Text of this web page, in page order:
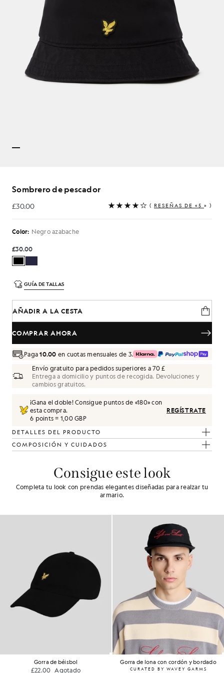
Sombrero de pescador
£30.00
£30.00 ( RESEÑAS DE «5 » )
Color: Negro azabache
£30.00
GUÍA DE TALLAS
AÑADIR A LA CESTA
COMPRAR AHORA
Paga10.00 en cuotas mensuales de 3.
Envío gratuito para pedidos superiores a 70 £
Entrega a domicilio y puntos de recogida. Devoluciones y
cambios gratuitos.
¡Gana el doble! Consigue puntos de «180» con
esta compra.
6 points = 1,00 GBP
REGÍSTRATE
DETALLES DEL PRODUCTO
COMPOSICIÓN Y CUIDADOS
Consigue este look
Completa tu look con prendas elegantes diseñadas para realzar tu
armario.
Gorra de béisbol
£22.00 Agotado
Gorra de lona con cordón y bordado
CURATED BY WAVEY GARMS